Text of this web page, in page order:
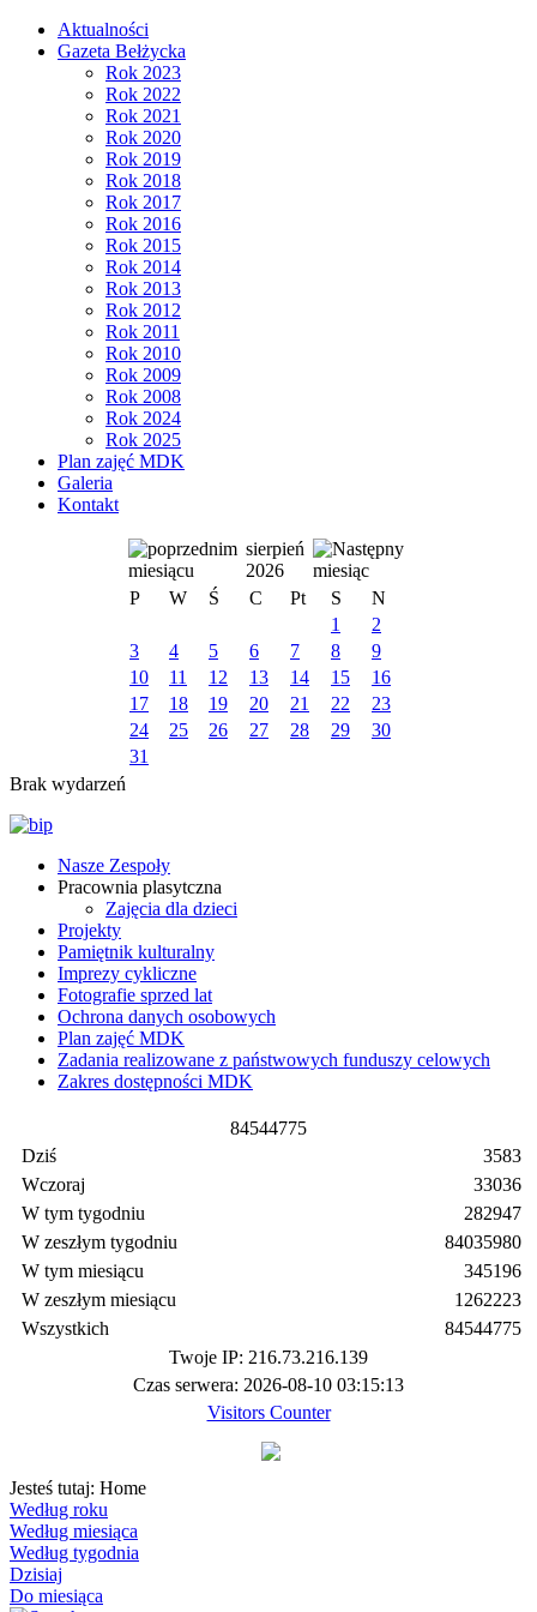
Aktualności
Gazeta Bełżycka
Rok 2023
Rok 2022
Rok 2021
Rok 2020
Rok 2019
Rok 2018
Rok 2017
Rok 2016
Rok 2015
Rok 2014
Rok 2013
Rok 2012
Rok 2011
Rok 2010
Rok 2009
Rok 2008
Rok 2024
Rok 2025
Plan zajęć MDK
Galeria
Kontakt
sierpień
2026
P
W Ś C Pt S
N
1
2
3
4 5 6 7 8
9
10
11 12 13 14 15
16
17
18 19 20 21 22
23
24
25 26 27 28 29
30
31
Brak wydarzeń
Nasze Zespoły
Pracownia plasytczna
Zajęcia dla dzieci
Projekty
Pamiętnik kulturalny
Imprezy cykliczne
Fotografie sprzed lat
Ochrona danych osobowych
Plan zajęć MDK
Zadania realizowane z państwowych funduszy celowych
Zakres dostępności MDK
84544775
Dziś
Wczoraj
W tym tygodniu
W zeszłym tygodniu
W tym miesiącu
W zeszłym miesiącu
Wszystkich
3583
33036
282947
84035980
345196
1262223
84544775
Twoje IP: 216.73.216.139
Czas serwera: 2026-08-10 03:15:13
Visitors Counter
Jesteś tutaj: Home
Według roku
Według miesiąca
Według tygodnia
Dzisiaj
Do miesiąca